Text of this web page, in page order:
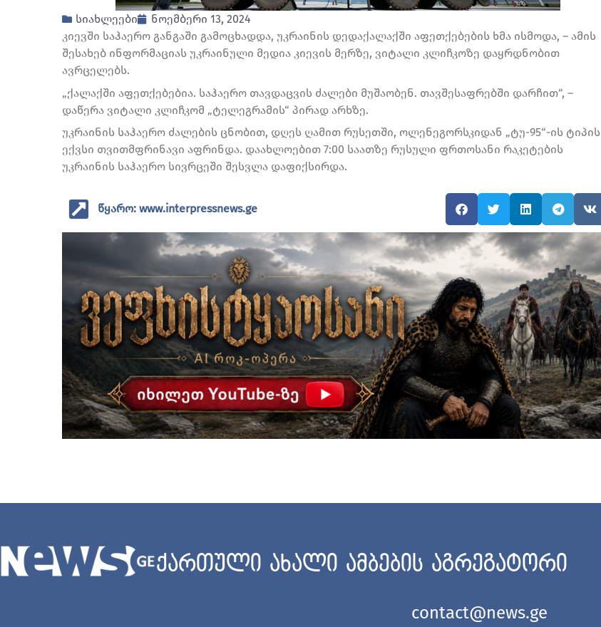
სიახლეები
ნოემბერი 13, 2024
კიევში საჰაერო განგაში გამოცხადდა, უკრაინის დედაქალაქში აფეთქებების ხმა ისმოდა, – ამის
შესახებ ინფორმაციას უკრაინული მედია კიევის მერზე, ვიტალი კლიჩკოზე დაყრდნობით
ავრცელებს.
„ქალაქში აფეთქებებია. საჰაერო თავდაცვის ძალები მუშაობენ. თავშესაფრებში დარჩით“, –
დაწერა ვიტალი კლიჩკომ „ტელეგრამის“ პირად არხზე.
უკრაინის საჰაერო ძალების ცნობით, დღეს ღამით რუსეთში, ოლენეგორსკიდან „ტუ-95“-ის ტიპის
ექვსი თვითმფრინავი აფრინდა. დაახლოებით 7:00 საათზე რუსული ფრთოსანი რაკეტების
უკრაინის საჰაერო სივრცეში შესვლა დაფიქსირდა.
წყარო: www.interpressnews.ge
ქართული ახალი ამბების აგრეგატორი
contact@news.ge